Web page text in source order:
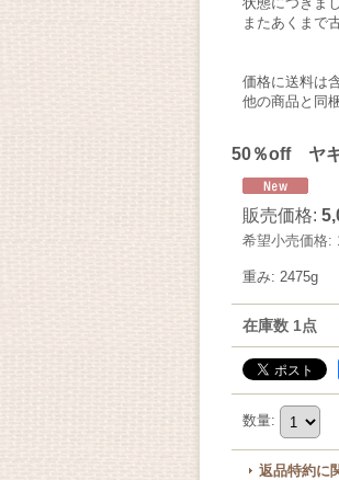
またあくまで
価格に送料は
他の商品と同
50％off ヤギ
販売価格:
希望小売価格:
重み: 2475g
在庫数 1点
数量:
返品特約に